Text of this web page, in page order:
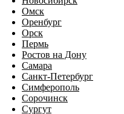
Омск
Оренбург
Орск
Пермь
Ростов на Дону
Самара
Санкт-Петербург
Симферополь
Сорочинск
Сургут